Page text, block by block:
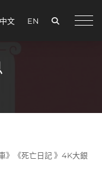
中文 EN
》《死亡日記 》4K大銀